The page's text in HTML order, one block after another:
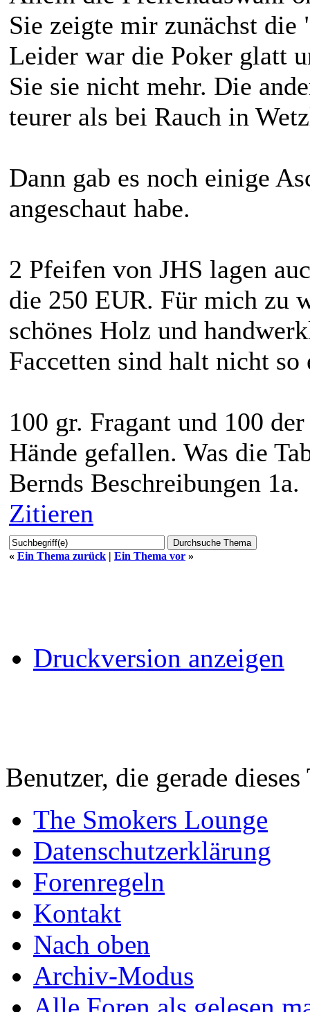
Sie zeigte mir zunächst
Leider war die Poker glatt
Sie sie nicht mehr. Die
teurer als bei Rauch in
Dann gab es noch einige
angeschaut habe.
2 Pfeifen von JHS lagen
die 250 EUR. Für mich zu
schönes Holz und
Faccetten sind halt nicht so
100 gr. Fragant und 100
Hände gefallen. Was die
Bernds Beschreibungen 1a.
Zitieren
« Ein Thema zurück | Ein Thema vor »
Druckversion anzeigen
Benutzer, die gerade
The Smokers Lounge
Datenschutzerklärung
Forenregeln
Kontakt
Nach oben
Archiv-Modus